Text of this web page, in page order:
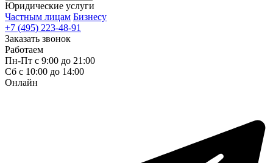
Юридические услуги
Частным лицам Бизнесу
+7 (495) 223-48-91
Заказать звонок
Работаем
Пн-Пт с 9:00 до 21:00
Сб с 10:00 до 14:00
Онлайн